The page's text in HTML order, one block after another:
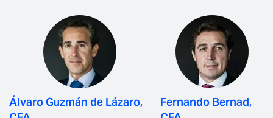
Álvaro Guzmán de Lázaro,
Fernando Bernad,